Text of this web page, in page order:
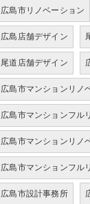
広島市リノベーション
広島店舗デザイン
尾道店舗デザイン
広島市マンションリノ
広島市マンションフル
広島市マンションリノ
広島市マンションフル
広島市設計事務所